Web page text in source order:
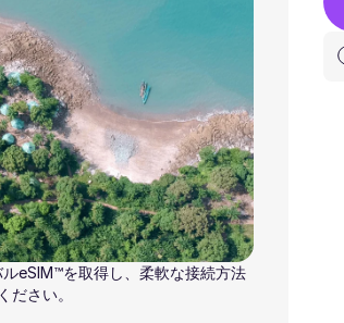
eSIM™を取得し、柔軟な接続方法
ださい。